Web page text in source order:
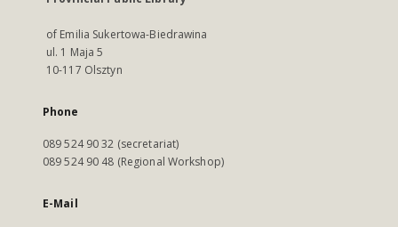
of Emilia Sukertowa-Biedrawina
ul. 1 Maja 5
10-117 Olsztyn
Phone
089 524 90 32 (secretariat)
089 524 90 48 (Regional Workshop)
E-Mail